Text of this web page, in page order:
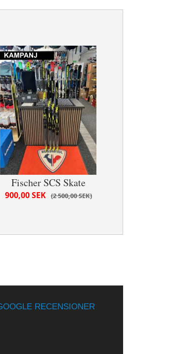
Fischer SCS Skate
2 500,00 SEK
900,00 SEK
RECENSIONER